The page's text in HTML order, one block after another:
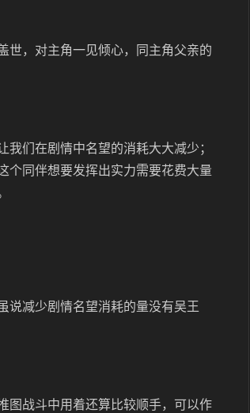
世，对主角一见倾心，同主角父亲的
们在剧情中名望的消耗大大减少；
个同伴想要发挥出实力需要花费大量
说减少剧情名望消耗的量没有吴王
图战斗中用着还算比较顺手，可以作